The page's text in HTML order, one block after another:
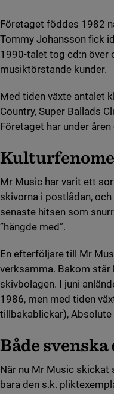
Företaget föddes 1982
Tommy Johansson fick
1990-talet tog cd:n över
musiktörstande kunder.
Med tiden växte antalet
Country, Super Ballads
Företaget har under
Mr Music har varit ett
skivorna i postlådan,
senaste hitsen som
”hängde med”.
En efterföljare till Mr
verksamma. Bakom
skivbolagen. I juni
1986, men med tiden
tillbakablickar), Absolute
Både
När nu Mr Music
bara den s.k.